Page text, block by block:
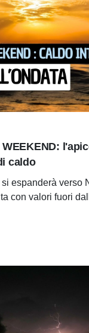
WEEKEND:
caldo
espanderà verso
con valori fuori